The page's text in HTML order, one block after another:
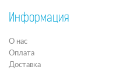
Информация
О нас
Оплата
Доставка